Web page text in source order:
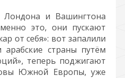
Лондона и Вашингтона
это, они пускают
от себя»: вот запалили
страны путём
теперь поджигают
Южной Европы, уже